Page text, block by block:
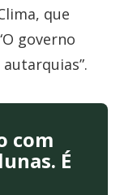
que
governo
com
É